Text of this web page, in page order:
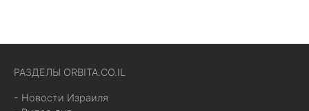
РАЗДЕЛЫ ORBITA.CO.IL
- Новости Израиля